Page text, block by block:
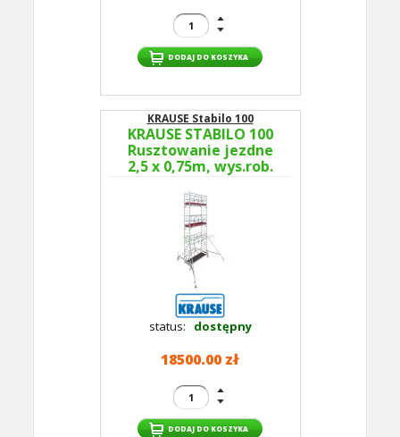
KRAUSE Stabilo 100
KRAUSE STABILO 100
Rusztowanie jezdne
2,5 x 0,75m, wys.rob.
GUARDMATIC Nowa
norma PN EN 1004-1
status: dostępny
18500.00 zł